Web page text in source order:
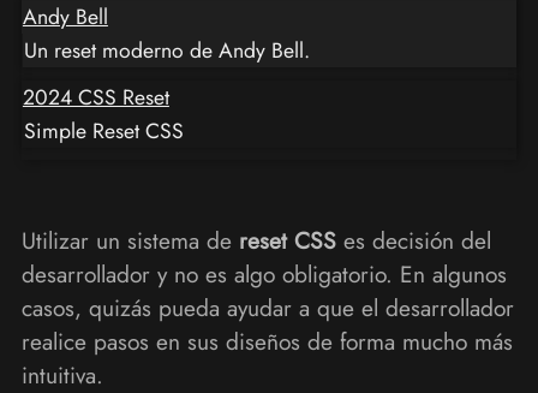
Andy Bell
Un reset moderno de Andy Bell.
2024 CSS Reset
Simple Reset CSS
Utilizar un sistema de reset CSSes decisión del
desarrollador y no es algo obligatorio. En algunos
casos, quizás pueda ayudar a que el desarrollador
realice pasos en sus diseños de forma mucho más
intuitiva.